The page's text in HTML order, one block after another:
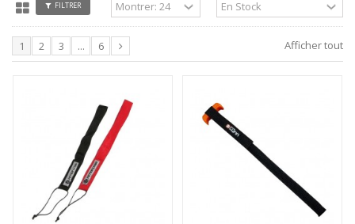
FILTRER
Afficher tout
1 2 3 ... 6